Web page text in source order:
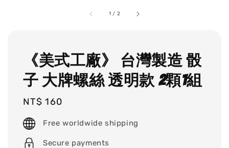
1 / 2
《美式工廠》 台灣製造 骰
子 大牌螺絲 透明款 2顆1組
Regular
price
NT$ 160
Free worldwide shipping
Secure payments